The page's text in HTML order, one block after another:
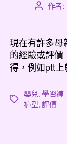
文
者
作者:
現在有許多母
的經驗或評價
得，例如ptt
標
嬰兒,學習褲,
褲型,評價